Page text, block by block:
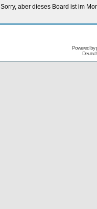
Sorry, aber dieses Board ist im
Powered by